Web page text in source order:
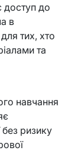
доступ до
в
тих, хто
та
навчання
без ризику